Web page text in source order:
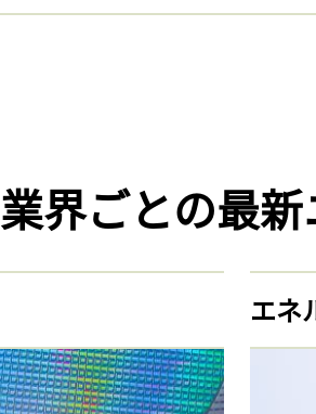
業界ごとの最
エネ